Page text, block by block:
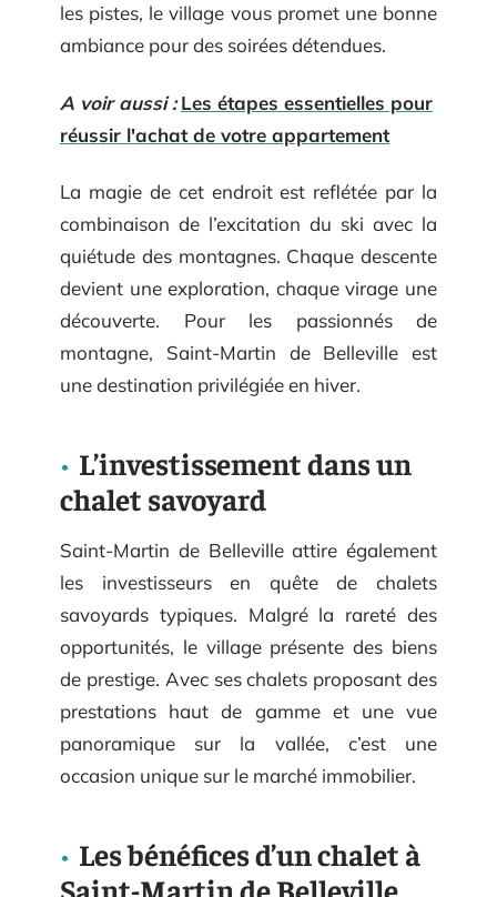
les pistes, le village vous promet une bonne
ambiance pour des soirées détendues.
A voir aussi : Les étapes essentielles pour
réussir l'achat de votre appartement
La magie de cet endroit est reflétée par la
combinaison de l’excitation du ski avec la
quiétude des montagnes. Chaque descente
devient une exploration, chaque virage une
découverte. Pour les passionnés de
montagne, Saint-Martin de Belleville est
une destination privilégiée en hiver.
L’investissement dans un
chalet savoyard
Saint-Martin de Belleville attire également
les investisseurs en quête de chalets
savoyards typiques. Malgré la rareté des
opportunités, le village présente des biens
de prestige. Avec ses chalets proposant des
prestations haut de gamme et une vue
panoramique sur la vallée, c’est une
occasion unique sur le marché immobilier.
Les bénéfices d’un chalet à
Saint-Martin de Belleville